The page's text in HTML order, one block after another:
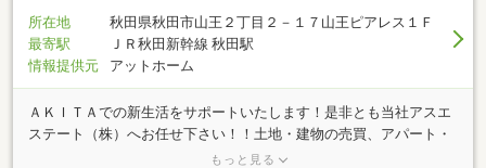
所在地
秋田県秋田市山王２丁目２－１７山王ピアレス１Ｆ
最寄駅
ＪＲ秋田新幹線 秋田駅
情報提供元
アットホーム
ＡＫＩＴＡでの新生活をサポートいたします！是非とも当社アスエ
ステート（株）へお任せ下さい！！土地・建物の売買、アパート・
マンションの賃貸、店舗・事務所案件、ご要望の物件を探します☆
もっと見る